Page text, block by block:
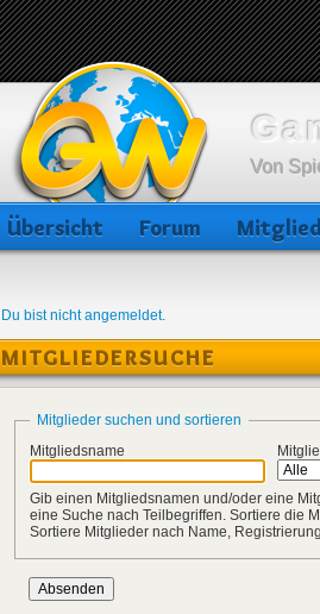
Von
Übersicht Forum
Du bist nicht angemeldet.
MITGLIEDERSUCHE
Mitglieder suchen und sortieren
Mitgliedsname
Gib einen Mitgliedsnamen und/oder eine
eine Suche nach Teilbegriffen. Sortiere die
Sortiere Mitglieder nach Name,